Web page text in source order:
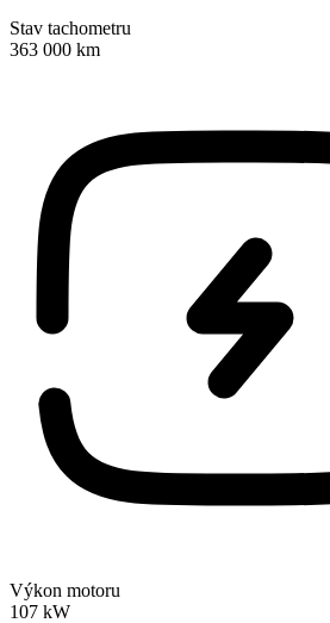
Stav tachometru
363 000 km
Výkon motoru
107 kW